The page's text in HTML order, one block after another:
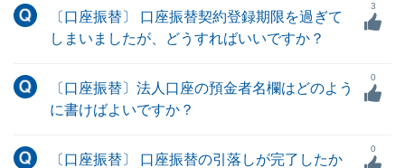
〔口座振替〕 口座振替契約登録期限を過ぎて
しまいましたが、どうすればいいですか？
3
〔口座振替〕法人口座の預金者名欄はどのよう
に書けばよいですか？
0
〔口座振替〕 口座振替の引落しが完了したか
0